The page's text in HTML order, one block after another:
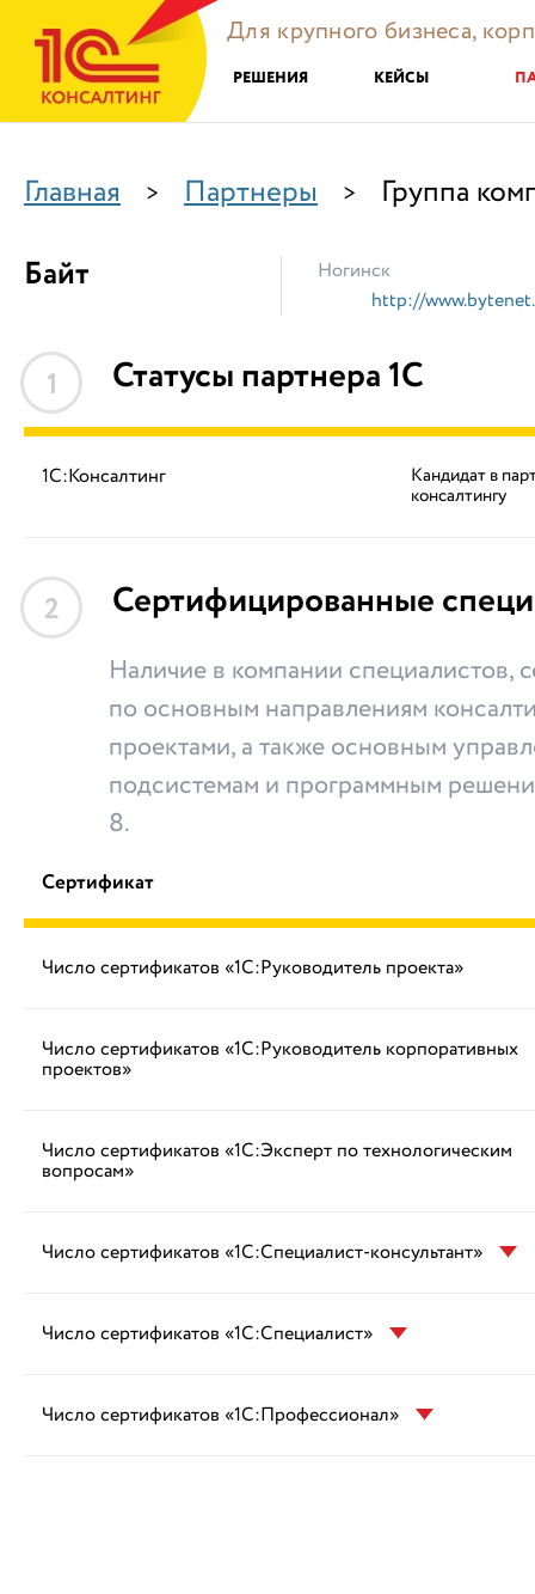
Для крупного бизнеса,
РЕШЕНИЯ КЕЙСЫ
Главная > Партнеры > Группа
Байт
Ногинск
http://
1 Статусы партнера 1С
1С:Консалтинг Кандидат в
консалтингу
2 Сертифицированные
Наличие в компании специалистов,
по основным направлениям
проектами, а также основным
подсистемам и программным
8.
Сертификат
Число сертификатов «1С:Руководитель проекта»
Число сертификатов «1С:Руководитель корпоративных
проектов»
Число сертификатов «1С:Эксперт по технологическим
вопросам»
Число сертификатов «1С:Специалист-консультант»
Число сертификатов «1С:Специалист»
Число сертификатов «1С:Профессионал»